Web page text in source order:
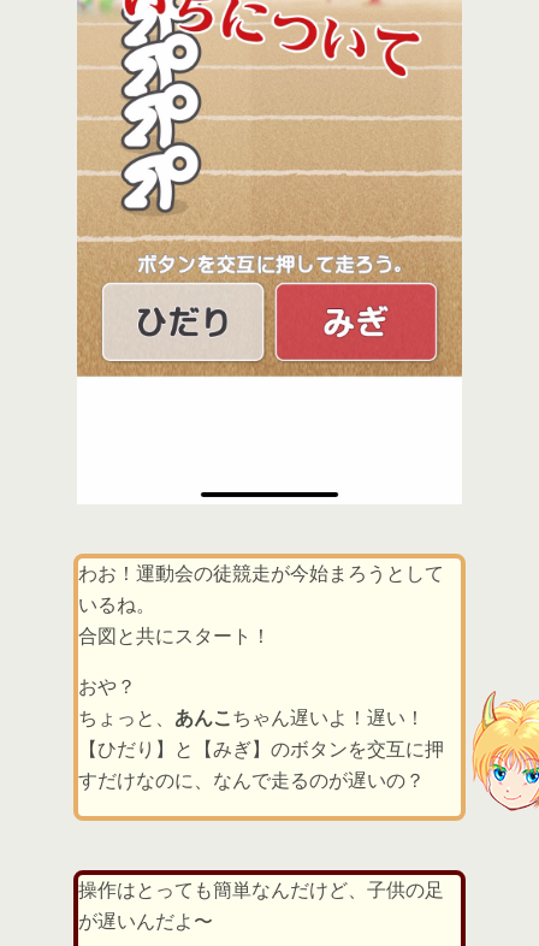
わお！運動会の徒競走が今始まろうとして
いるね。
合図と共にスタート！
おや？
ちょっと、 あんこ ちゃん遅いよ！遅い！
【ひだり】と【みぎ】のボタンを交互に押
すだけなのに、なんで走るのが遅いの？
操作はとっても簡単なんだけど、子供の足
が遅いんだよ〜